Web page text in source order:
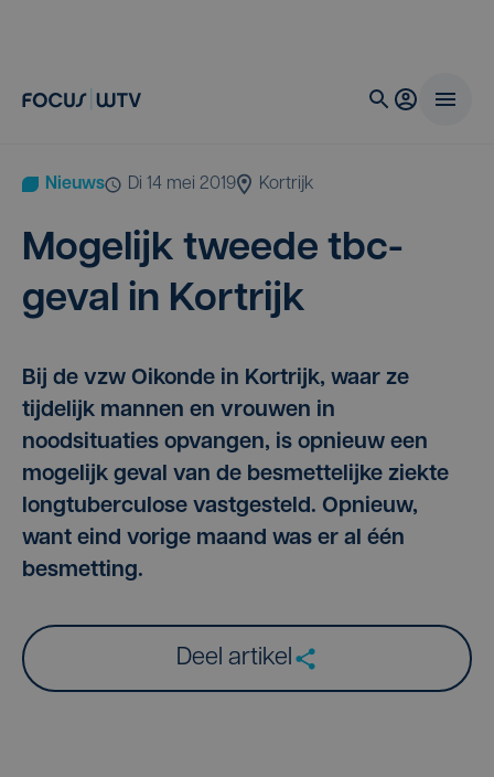
Nieuws di 14 mei 2019 Kortrijk
Moge­lijk twee­de tbc-
geval in Kortrijk
Bij de vzw Oikonde in Kortrijk, waar ze
tijdelijk mannen en vrouwen in
noodsituaties opvangen, is opnieuw een
mogelijk geval van de besmettelijke ziekte
longtuberculose vastgesteld. Opnieuw,
want eind vorige maand was er al één
besmetting.
Deel artikel